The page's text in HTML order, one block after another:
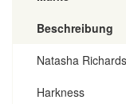
Beschreibung
Natasha
Harkness